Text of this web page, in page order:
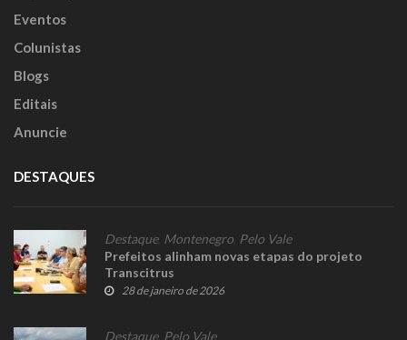
Eventos
Colunistas
Blogs
Editais
Anuncie
DESTAQUES
Destaque, Montenegro Pelo Vale
Prefeitos alinham novas etapas do projeto
Transcitrus
28 de janeiro de 2026
Destaque, Pelo Vale